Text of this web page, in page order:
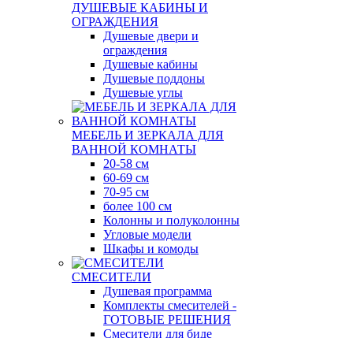
ДУШЕВЫЕ КАБИНЫ И
ОГРАЖДЕНИЯ
Душевые двери и
ограждения
Душевые кабины
Душевые поддоны
Душевые углы
МЕБЕЛЬ И ЗЕРКАЛА ДЛЯ
ВАННОЙ КОМНАТЫ
20-58 см
60-69 см
70-95 см
более 100 см
Колонны и полуколонны
Угловые модели
Шкафы и комоды
СМЕСИТЕЛИ
Душевая программа
Комплекты смесителей -
ГОТОВЫЕ РЕШЕНИЯ
Смесители для биде